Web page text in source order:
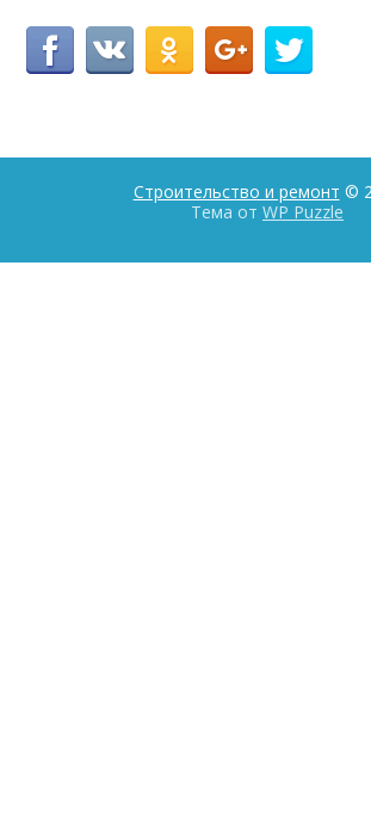
Строительство и ремонт ©
Тема от WP Puzzle